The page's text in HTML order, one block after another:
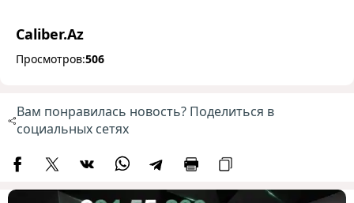
Caliber.Az
Просмотров:506
Вам понравилась новость? Поделиться в
социальных сетях